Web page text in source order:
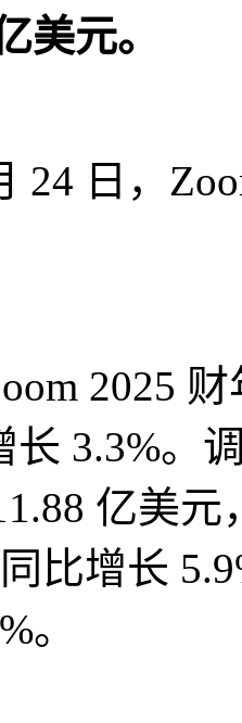
美元。
24 日，
2025
长 3.3%。
亿美
比增长
。